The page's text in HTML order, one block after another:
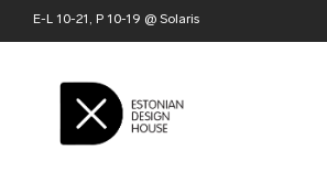
E-L 10-21, P 10-19 @ Solaris